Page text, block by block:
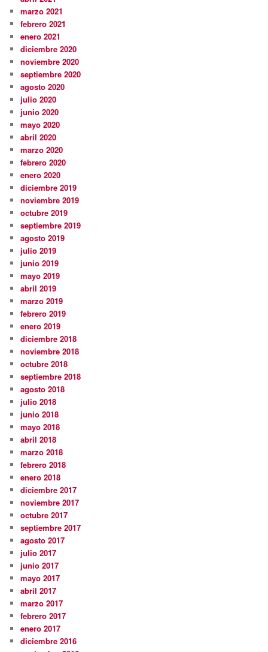
marzo 2021
febrero 2021
enero 2021
diciembre 2020
noviembre 2020
septiembre 2020
agosto 2020
julio 2020
junio 2020
mayo 2020
abril 2020
marzo 2020
febrero 2020
enero 2020
diciembre 2019
noviembre 2019
octubre 2019
septiembre 2019
agosto 2019
julio 2019
junio 2019
mayo 2019
abril 2019
marzo 2019
febrero 2019
enero 2019
diciembre 2018
noviembre 2018
octubre 2018
septiembre 2018
agosto 2018
julio 2018
junio 2018
mayo 2018
abril 2018
marzo 2018
febrero 2018
enero 2018
diciembre 2017
noviembre 2017
octubre 2017
septiembre 2017
agosto 2017
julio 2017
junio 2017
mayo 2017
abril 2017
marzo 2017
febrero 2017
enero 2017
diciembre 2016